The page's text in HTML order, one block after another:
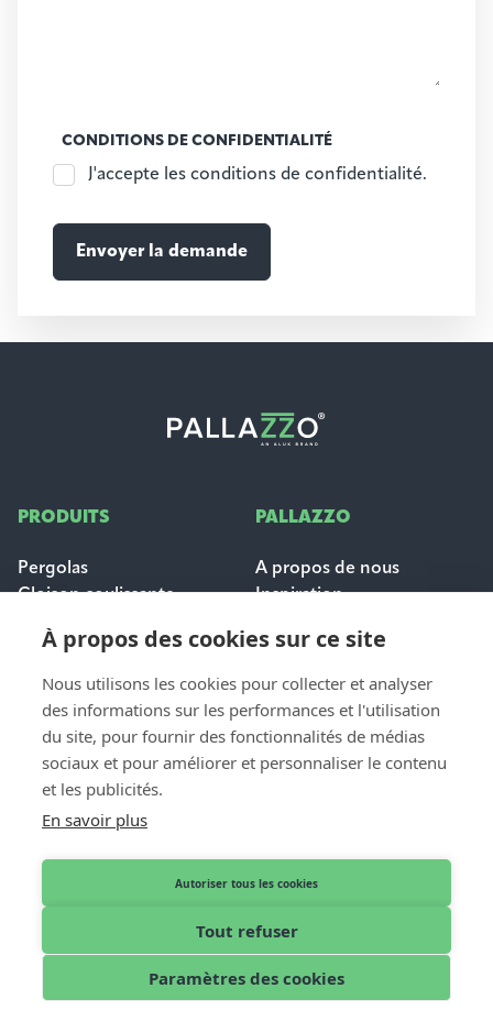
À propos des cookies sur ce site
Nous utilisons les cookies pour collecter et analyser
des informations sur les performances et l'utilisation
du site, pour fournir des fonctionnalités de médias
sociaux et pour améliorer et personnaliser le contenu
et les publicités.
En savoir plus
Autoriser tous les cookies
Tout refuser
Paramètres des cookies
CONDITIONS DE CONFIDENTIALITÉ
J'accepte les conditions de confidentialité.
PRODUITS
Pergolas
Cloison coulissante
PALLAZZO
A propos de nous
Inspiration
Questions fréquemment
posées
POUR LES
PROFESSIONNELS
Devenir distributeur
CONTACT
Français © 2026 Pallazzo
Mentions légalesPrivacy PolicyCookies